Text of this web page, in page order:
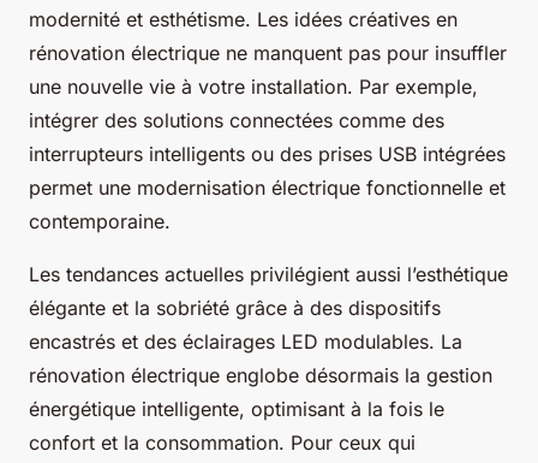
modernité et esthétisme. Les idées créatives en
rénovation électrique ne manquent pas pour insuffler
une nouvelle vie à votre installation. Par exemple,
intégrer des solutions connectées comme des
interrupteurs intelligents ou des prises USB intégrées
permet une modernisation électrique fonctionnelle et
contemporaine.
Les tendances actuelles privilégient aussi l’esthétique
élégante et la sobriété grâce à des dispositifs
encastrés et des éclairages LED modulables. La
rénovation électrique englobe désormais la gestion
énergétique intelligente, optimisant à la fois le
confort et la consommation. Pour ceux qui